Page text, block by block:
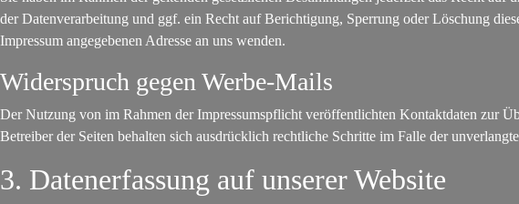
der Datenverarbeitung und ggf. ein Recht auf Berichtigung, Sperrung oder Löschung
Impressum angegebenen Adresse an uns wenden.
Widerspruch gegen Werbe-Mails
Der Nutzung von im Rahmen der Impressumspflicht veröffentlichten Kontaktdaten zur
Betreiber der Seiten behalten sich ausdrücklich rechtliche Schritte im Falle der
3. Datenerfassung auf unserer Website